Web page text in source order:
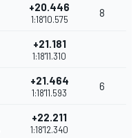
+20.446
1:18'10.575
8
+21.181
1:18'11.310
+21.464
1:18'11.593
6
+22.211
1:18'12.340